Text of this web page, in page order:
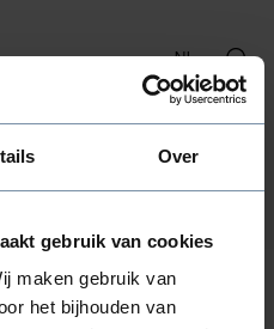
Over
gebruik van cookies
maken gebruik van
het bijhouden van
NL